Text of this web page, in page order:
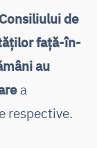
de
față-în-
au
a
respective.